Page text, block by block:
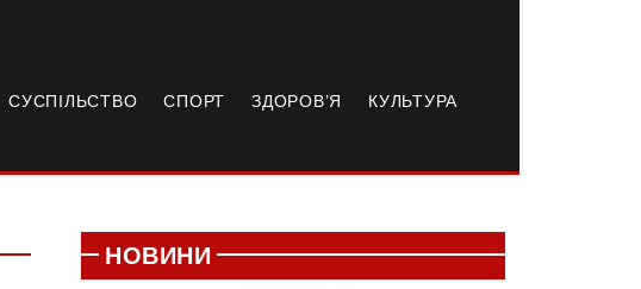
СУСПІЛЬСТВО СПОРТ ЗДОРОВ’Я КУЛЬТУРА
НОВИНИ